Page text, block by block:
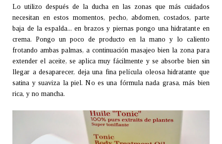
Lo utilizo después de la ducha en las zonas que más cuidados
necesitan en estos momentos, pecho, abdomen, costados, parte
baja de la espalda... en brazos y piernas pongo una hidratante en
crema. Pongo un poco de producto en la mano y lo caliento
frotando ambas palmas, a continuación masajeo bien la zona para
extender el aceite, se aplica muy fácilmente y se absorbe bien sin
llegar a desaparecer, deja una fina película oleosa hidratante que
satina y suaviza la piel. No es una fórmula nada grasa, más bien
rica, y no mancha.